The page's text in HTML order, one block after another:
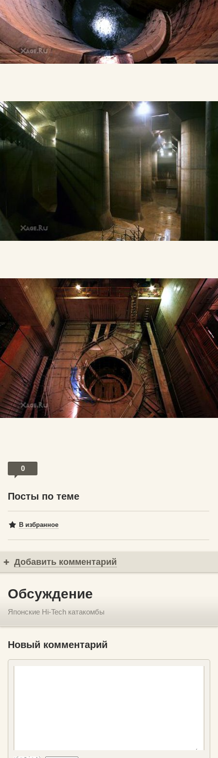
0
Посты по теме
В избранное
Добавить комментарий
Обсуждение
Японские Hi-Tech катакомбы
Новый комментарий